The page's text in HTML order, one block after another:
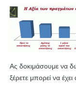
Ας δοκιμάσουμε να
ξέρετε μπορεί να